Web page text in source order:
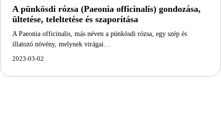
A pünkösdi rózsa (Paeonia officinalis) gondozása,
ültetése, teleltetése és szaporítása
A Paeonia officinalis, más néven a pünkösdi rózsa, egy szép és
illatozó növény, melynek virágai…
2023-03-02